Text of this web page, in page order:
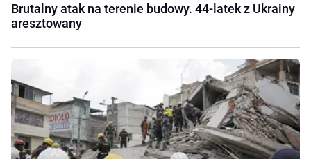
Brutalny atak na terenie budowy. 44-latek z Ukrainy
aresztowany